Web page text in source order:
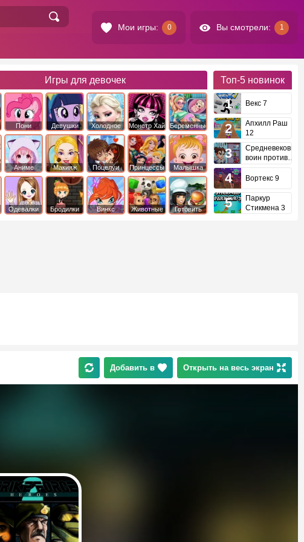
Мои игры: 0 Вы смотрели: 1
Игры для девочек
Пони
Дружба это
Девушки
Эквестрии
Холодное
Сердце
Монстр Хай Беременные
Аниме Макияж Поцелуи
Принцессы
Диснея
Малышка
Хейзел
Одевалки Бродилки Винкс Животные
Готовить
Топ-5 новинок
Векс 7
Апхилл Раш
12
Средневековый
воин против
Вортекс 9
Паркур
Стикмена 3
Добавить в Открыть на весь экран